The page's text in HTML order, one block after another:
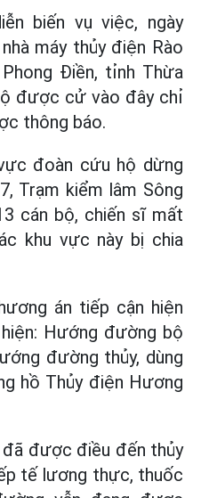
biến vụ việc, ngày
máy thủy điện Rào
Điền, tỉnh Thừa
được cử vào đây chỉ
thông báo.
đoàn cứu hộ dừng
Trạm kiểm lâm Sông
cán bộ, chiến sĩ mất
khu vực này bị chia
án tiếp cận hiện
Hướng đường bộ
đường thủy, dùng
hồ Thủy điện Hương
được điều đến thủy
tế lương thực, thuốc